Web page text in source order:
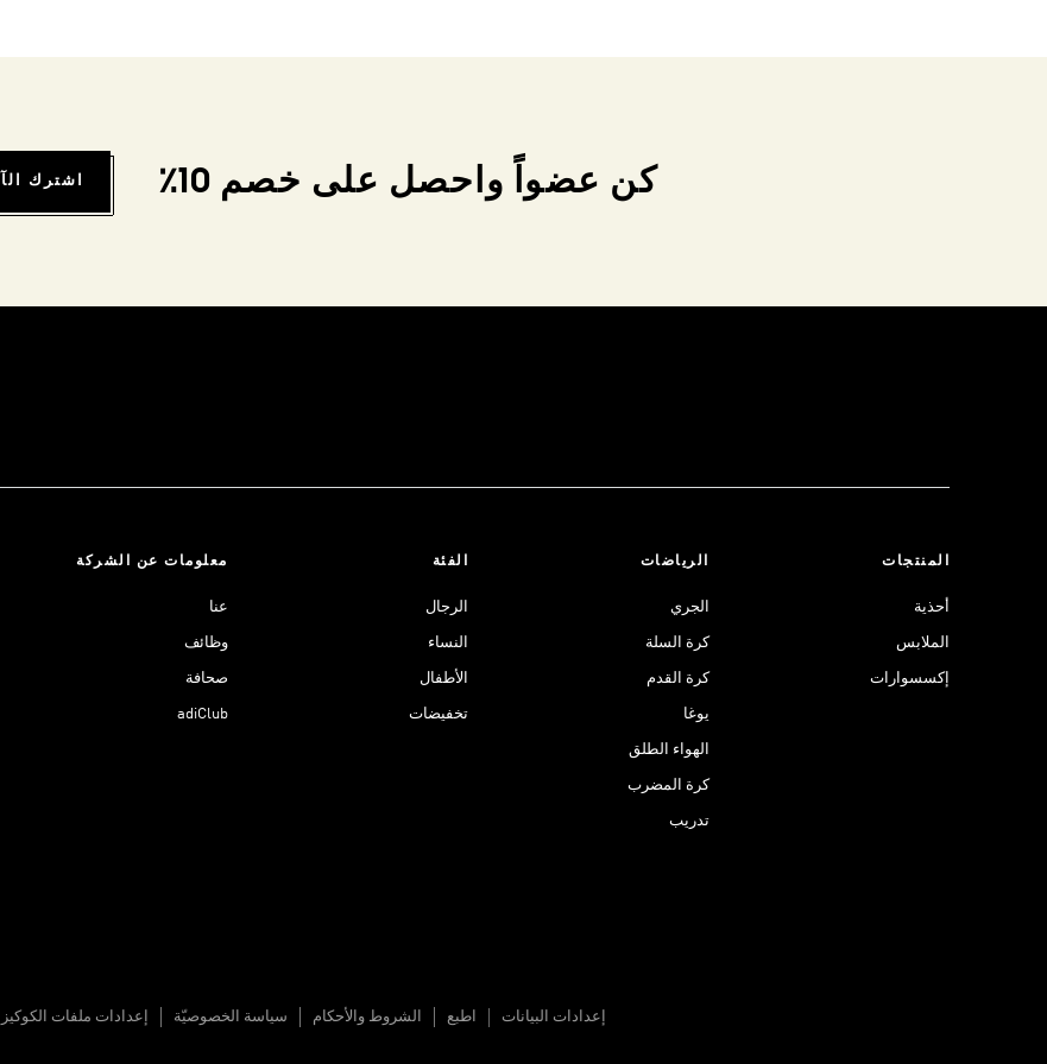
كن عضواً واحصل على خصم 10٪ اشترك
المنتجات
أحذية
الملابس
إكسسوارات
الرياضات
الجري
كرة السلة
كرة القدم
يوغا
الهواء الطلق
كرة المضرب
تدريب
الفئة
الرجال
النساء
الأطفال
تخفيضات
معلومات عن الشركة
عنا
وظائف
صحافة
adiClub
إعدادات البيانات إعدادات ملفات الكوكيز سياسة الخصوصيّة الشروط والأحكام اطبع